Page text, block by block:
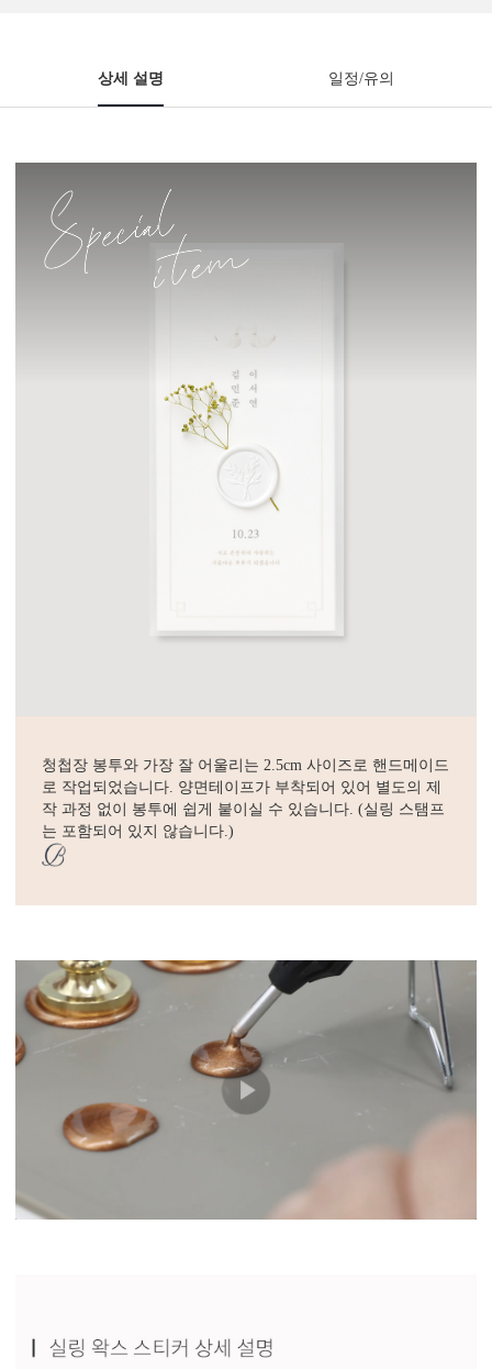
상세 설명 일정/유의
청첩장 봉투와 가장 잘 어울리는 2.5cm 사이즈로 핸드메이드
로 작업되었습니다. 양면테이프가 부착되어 있어 별도의 제
작 과정 없이 봉투에 쉽게 붙이실 수 있습니다. (실링 스탬프
는 포함되어 있지 않습니다.)